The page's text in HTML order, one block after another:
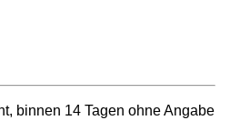
binnen 14 Tagen ohne Angabe